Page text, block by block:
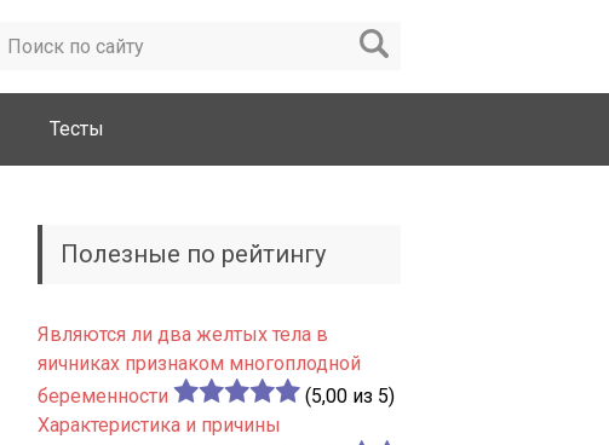
Тесты
Полезные по рейтингу
Являются ли два желтых тела в
яичниках признаком многоплодной
беременности
(5,00 из 5)
Характеристика и причины